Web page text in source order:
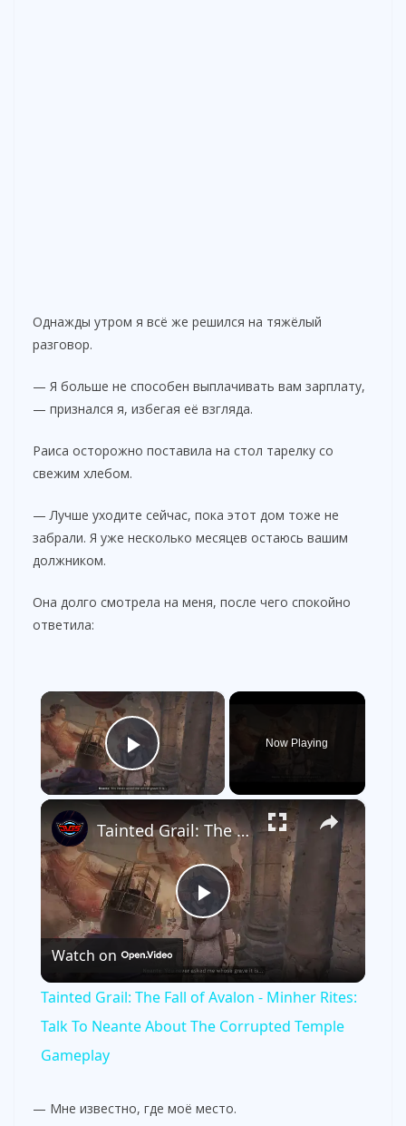
Однажды утром я всё же решился на тяжёлый
разговор.
— Я больше не способен выплачивать вам зарплату,
— признался я, избегая её взгляда.
Раиса осторожно поставила на стол тарелку со
свежим хлебом.
— Лучше уходите сейчас, пока этот дом тоже не
забрали. Я уже несколько месяцев остаюсь вашим
должником.
Она долго смотрела на меня, после чего спокойно
ответила:
×
Play Video
Now Playing
×
P
l
a
Tainted Grail: The Fall of Avalon - Minher Rites: Talk To Neante About The Corrupted Temple Gameplay
Watch on
Tainted Grail: The Fall of Avalon - Minher Rites:
Talk To Neante About The Corrupted Temple
Gameplay
— Мне известно, где моё место.